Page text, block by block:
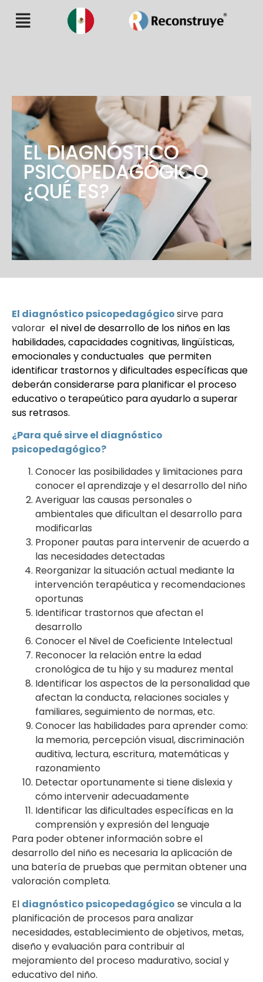
EL DIAGNÓSTICO
PSICOPEDAGÓGICO
¿QUÉ ES?
El diagnóstico psicopedagógicosirve para
valorar el nivel de desarrollo de los niños en las
habilidades, capacidades cognitivas, lingüísticas,
emocionales y conductuales que permiten
identificar trastornos y dificultades específicas que
deberán considerarse para planificar el proceso
educativo o terapeútico para ayudarlo a superar
sus retrasos.
¿Para qué sirve el diagnóstico
psicopedagógico?
Conocer las posibilidades y limitaciones para
conocer el aprendizaje y el desarrollo del niño
Averiguar las causas personales o
ambientales que dificultan el desarrollo para
modificarlas
Proponer pautas para intervenir de acuerdo a
las necesidades detectadas
Reorganizar la situación actual mediante la
intervención terapéutica y recomendaciones
oportunas
Identificar trastornos que afectan el
desarrollo
Conocer el Nivel de Coeficiente Intelectual
Reconocer la relación entre la edad
cronológica de tu hijo y su madurez mental
Identificar los aspectos de la personalidad que
afectan la conducta, relaciones sociales y
familiares, seguimiento de normas, etc.
Conocer las habilidades para aprender como:
la memoria, percepción visual, discriminación
auditiva, lectura, escritura, matemáticas y
razonamiento
Detectar oportunamente si tiene dislexia y
cómo intervenir adecuadamente
Identificar las dificultades específicas en la
comprensión y expresión del lenguaje
Para poder obtener información sobre el
desarrollo del niño es necesaria la aplicación de
una batería de pruebas que permitan obtener una
valoración completa.
El diagnóstico psicopedagógico se vincula a la
planificación de procesos para analizar
necesidades, establecimiento de objetivos, metas,
diseño y evaluación para contribuir al
mejoramiento del proceso madurativo, social y
educativo del niño.